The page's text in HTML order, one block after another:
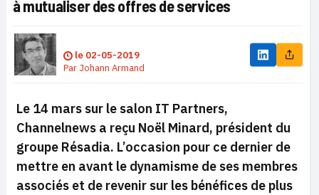
à mutualiser des offres de services
le 02-05-2019
Par Johann Armand
Le 14 mars sur le salon IT Partners,
Channelnews a reçu Noël Minard, président du
groupe Résadia. L’occasion pour ce dernier de
mettre en avant le dynamisme de ses membres
associés et de revenir sur les bénéfices de plus